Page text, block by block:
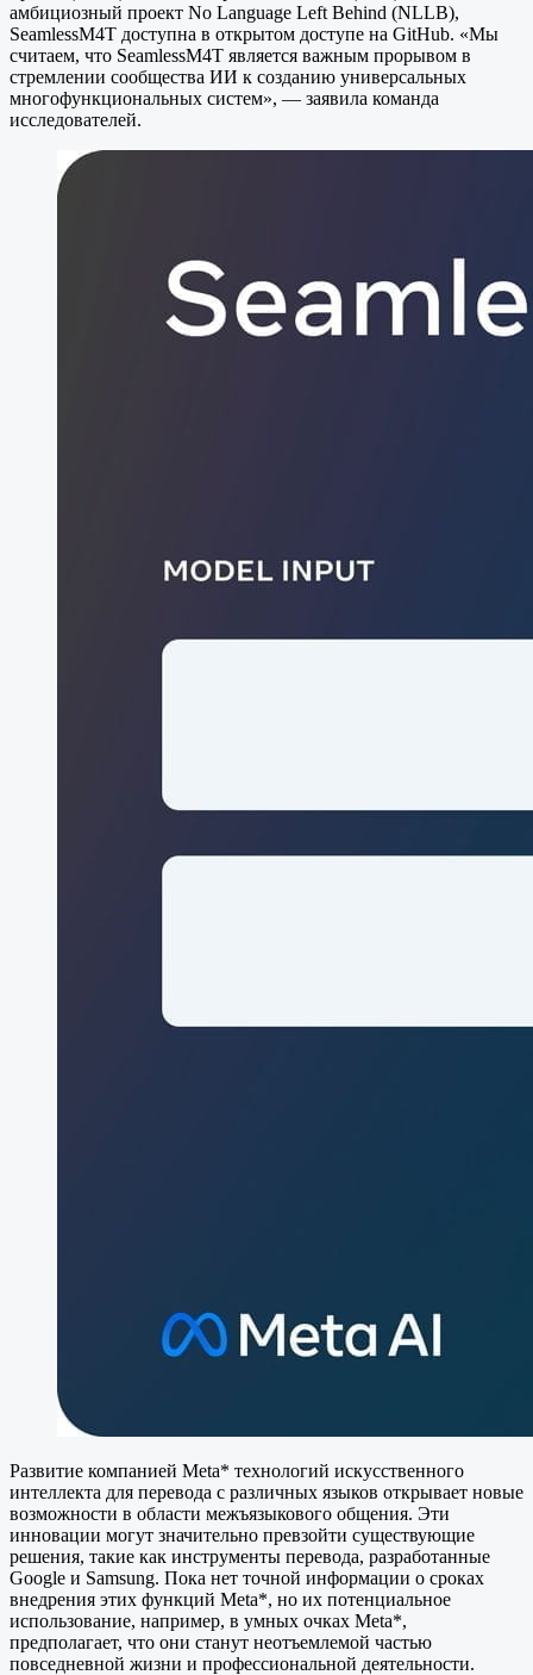
амбициозный проект No Language Left Behind (NLLB),
SeamlessM4T доступна в открытом доступе на GitHub. «Мы
считаем, что SeamlessM4T является важным прорывом в
стремлении сообщества ИИ к созданию универсальных
многофункциональных систем», — заявила команда
исследователей.
Развитие компанией Meta* технологий искусственного
интеллекта для перевода с различных языков открывает новые
возможности в области межъязыкового общения. Эти
инновации могут значительно превзойти существующие
решения, такие как инструменты перевода, разработанные
Google и Samsung. Пока нет точной информации о сроках
внедрения этих функций Meta*, но их потенциальное
использование, например, в умных очках Meta*,
предполагает, что они станут неотъемлемой частью
повседневной жизни и профессиональной деятельности.